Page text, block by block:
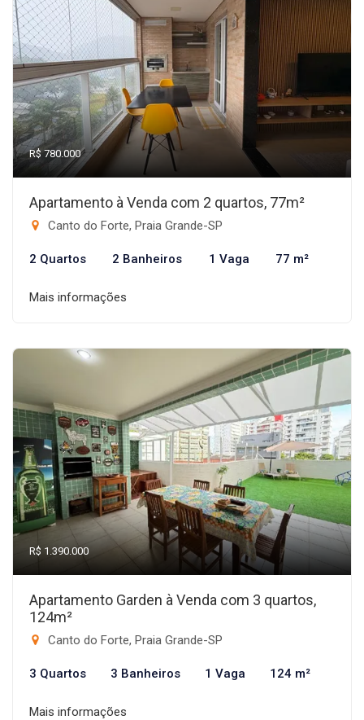
R$ 780.000
Apartamento à Venda com 2 quartos, 77m²
Canto do Forte, Praia Grande-SP
2 Quartos 2 Banheiros 1 Vaga 77 m²
Mais informações
R$ 1.390.000
Apartamento Garden à Venda com 3 quartos,
124m²
Canto do Forte, Praia Grande-SP
3 Quartos 3 Banheiros 1 Vaga 124 m²
Mais informações